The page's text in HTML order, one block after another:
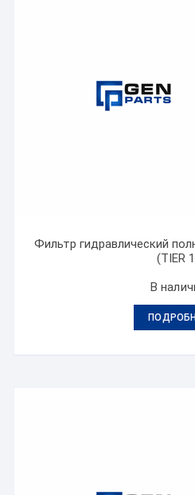
Фильтр гидравлический
(TIER
В